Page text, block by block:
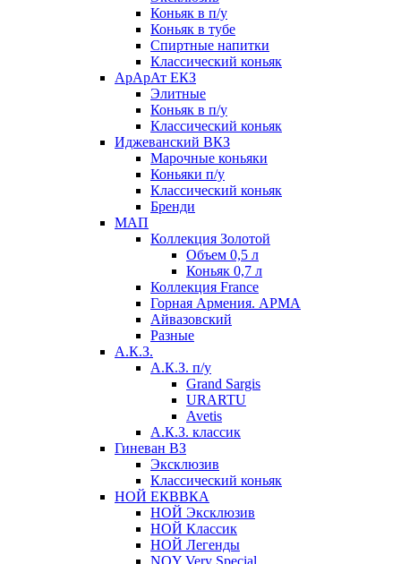
Коньяк в п/у
Коньяк в тубе
Спиртные напитки
Классический коньяк
АрАрАт ЕКЗ
Элитные
Коньяк в п/у
Классический коньяк
Иджеванский ВКЗ
Марочные коньяки
Коньяки п/у
Классический коньяк
Бренди
МАП
Коллекция Золотой
Объем 0,5 л
Коньяк 0,7 л
Коллекция France
Горная Армения. АРМА
Айвазовский
Разные
А.К.З.
А.К.З. п/у
Grand Sargis
URARTU
Avetis
А.К.З. классик
Гиневан ВЗ
Эксклюзив
Классический коньяк
НОЙ ЕКВВКА
НОЙ Эксклюзив
НОЙ Классик
НОЙ Легенды
NOY Very Speсial